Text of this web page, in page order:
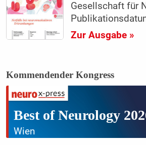
Gesellschaft für
Zur Ausgabe »
Kommendender Kongress
Best of Neurology
Wien